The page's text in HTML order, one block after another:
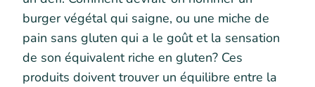
burger végétal qui saigne, ou une miche de
pain sans gluten qui a le goût et la sensation
de son équivalent riche en gluten? Ces
produits doivent trouver un équilibre entre la